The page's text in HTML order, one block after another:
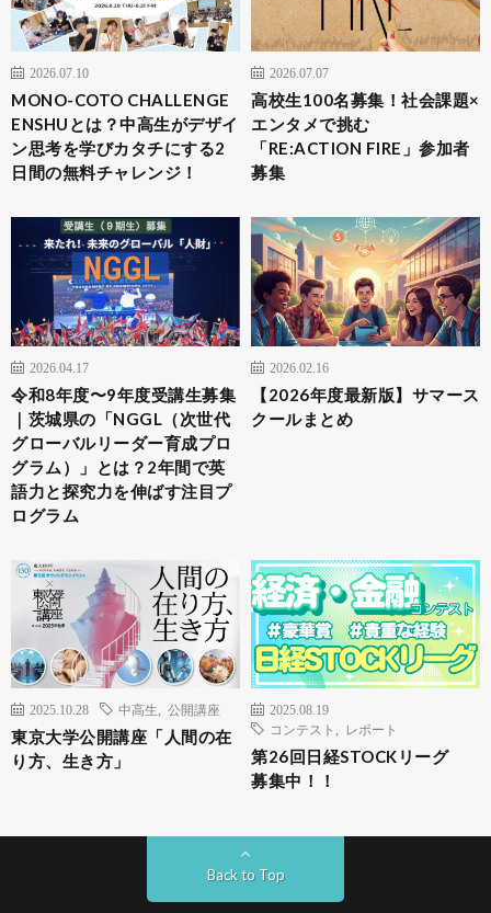
2026.07.10
MONO-COTO CHALLENGE
ENSHUとは？中高生がデザイ
ン思考を学びカタチにする2
日間の無料チャレンジ！
2026.07.07
高校生100名募集！社会課題×
エンタメで挑む
「RE:ACTION FIRE」参加者
募集
2026.04.17
令和8年度〜9年度受講生募集
｜茨城県の「NGGL（次世代
グローバルリーダー育成プロ
グラム）」とは？2年間で英
語力と探究力を伸ばす注目プ
ログラム
2026.02.16
【2026年度最新版】サマース
クールまとめ
2025.10.28 中高生 公開講座
東京大学公開講座「人間の在
り方、生き方」
2025.08.19
コンテスト
レポート
第26回日経STOCKリーグ
募集中！！
Back to Top